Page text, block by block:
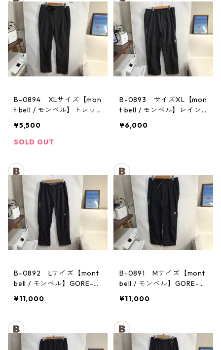
B-0894 XLサイズ【mon
t bell / モンベル】トレッ
チ レディース GM
¥5,500
SOLD OUT
B-0893 サイズXL【mon
t bell / モンベル】レイン
メンズ
¥6,000
B-0892 Lサイズ【mont
bell / モンベル】GORE-T
パンツ：メンズBK
¥11,000
B-0891 Mサイズ【mont
bell / モンベル】GORE-T
パンツ：メンズBK
¥11,000